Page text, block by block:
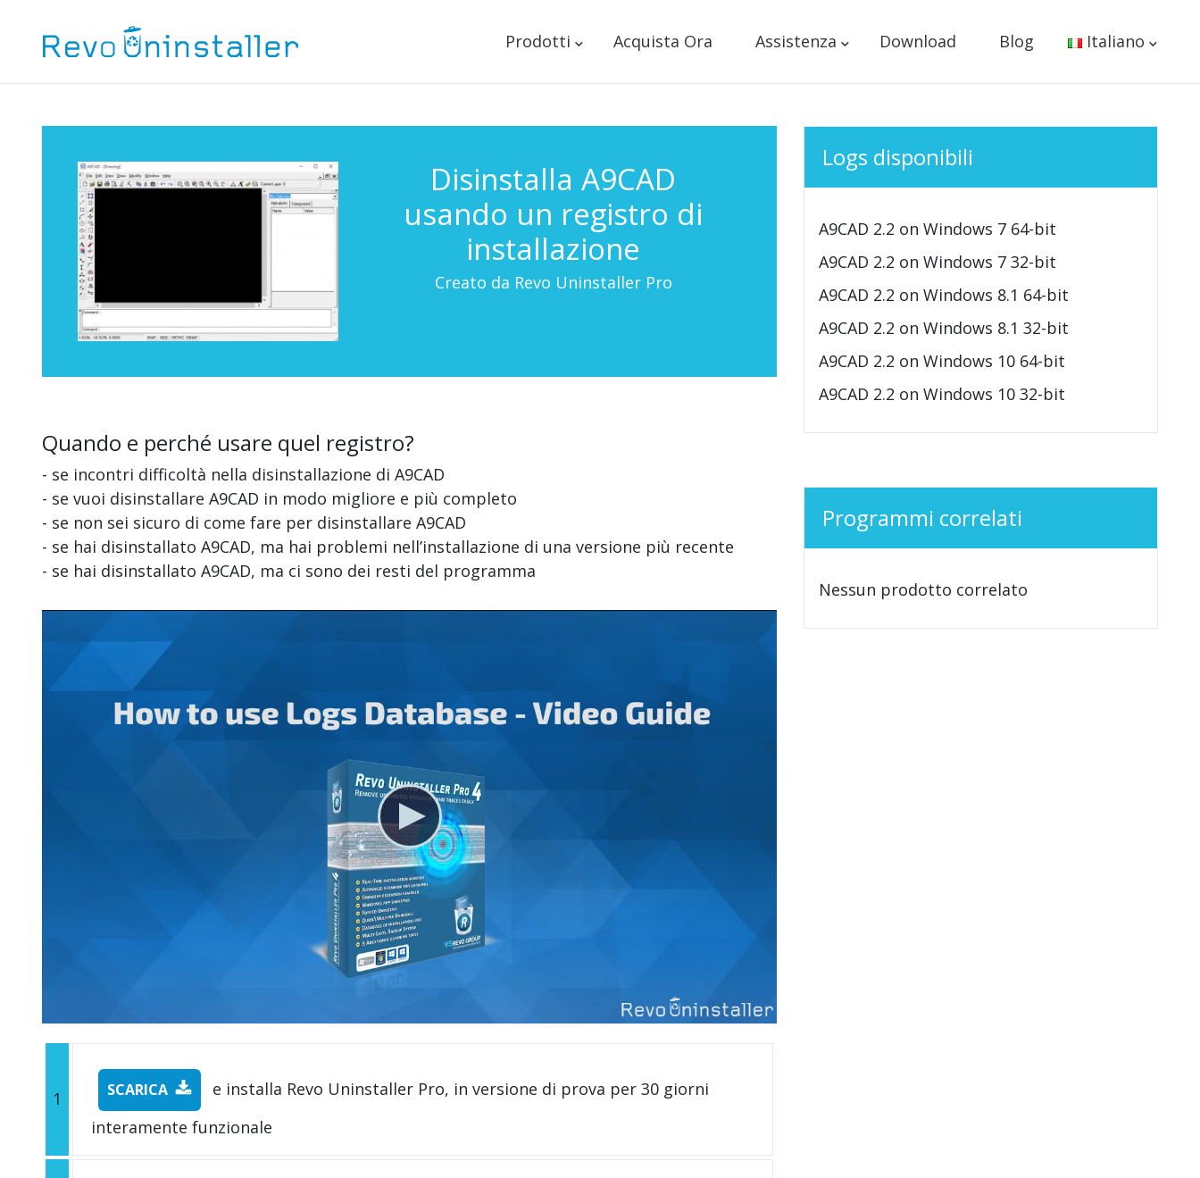
Prodotti Acquista Ora Assistenza Download Blog Italiano
Disinstalla A9CAD
usando un registro di
installazione
Creato da Revo Uninstaller Pro
Quando e perché usare quel registro?
- se incontri difficoltà nella disinstallazione di A9CAD
- se vuoi disinstallare A9CAD in modo migliore e più completo
- se non sei sicuro di come fare per disinstallare A9CAD
- se hai disinstallato A9CAD, ma hai problemi nell’installazione di una versione più recente
- se hai disinstallato A9CAD, ma ci sono dei resti del programma
1 SCARICA
e installa Revo Uninstaller Pro, in versione di prova per 30 giorni
interamente funzionale
Logs disponibili
A9CAD 2.2 on Windows 7 64-bit
A9CAD 2.2 on Windows 7 32-bit
A9CAD 2.2 on Windows 8.1 64-bit
A9CAD 2.2 on Windows 8.1 32-bit
A9CAD 2.2 on Windows 10 64-bit
A9CAD 2.2 on Windows 10 32-bit
Programmi correlati
Nessun prodotto correlato